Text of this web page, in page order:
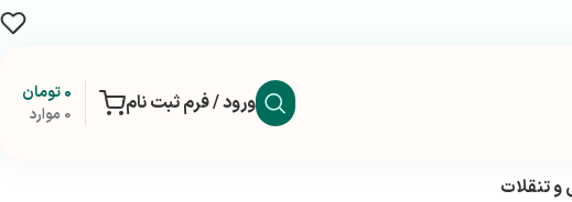
ورود / فرم ثبت نام 0 موارد
۰تومان
و تنقلات